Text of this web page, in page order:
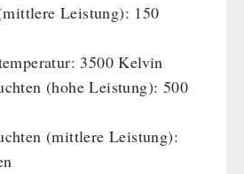
Leistung): 150
3500 Kelvin
(hohe Leistung): 500
(mittlere Leistung):